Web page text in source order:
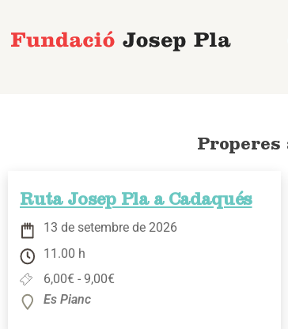
Ruta Josep Pla a Cadaqués
13 de setembre de 2026
11.00 h
6,00€ - 9,00€
Es Pianc